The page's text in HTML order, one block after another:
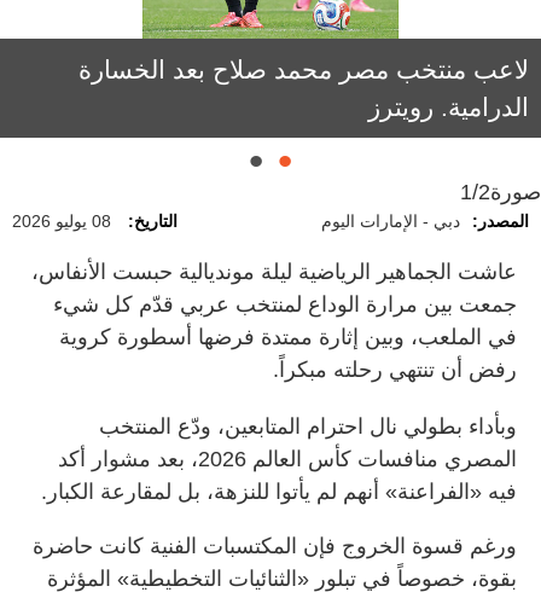
لاعب منتخب مصر محمد صلاح بعد الخسارة
الدرامية. رويترز
لاعبو الأرجنتين يحتفلون بميسي بعد الأداء القوي.
رويترز
صورة1/2
المصدر: دبي - الإمارات اليوم التاريخ: 08 يوليو 2026
عاشت الجماهير الرياضية ليلة مونديالية حبست الأنفاس،
جمعت بين مرارة الوداع لمنتخب عربي قدّم كل شيء
في الملعب، وبين إثارة ممتدة فرضها أسطورة كروية
رفض أن تنتهي رحلته مبكراً.
وبأداء بطولي نال احترام المتابعين، ودّع المنتخب
المصري منافسات كأس العالم 2026، بعد مشوار أكد
فيه «الفراعنة» أنهم لم يأتوا للنزهة، بل لمقارعة الكبار.
ورغم قسوة الخروج فإن المكتسبات الفنية كانت حاضرة
بقوة، خصوصاً في تبلور «الثنائيات التخطيطية» المؤثرة